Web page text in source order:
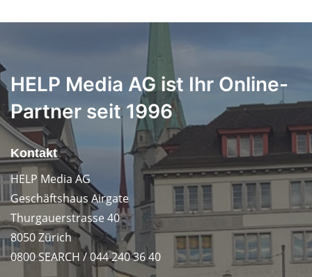
HELP Media AG ist Ihr Online-
Partner seit 1996
Kontakt
HELP Media AG
Geschäftshaus Airgate
Thurgauerstrasse 40
8050 Zürich
0800 SEARCH / 044 240 36 40